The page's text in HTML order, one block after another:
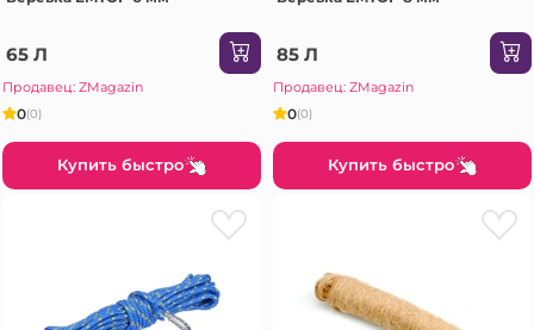
65 Л
Продавец: ZMagazin
0(0)
Купить быстро
85 Л
Продавец: ZMagazin
0(0)
Купить быстро